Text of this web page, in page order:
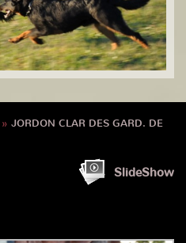
» JORDON CLAR DES GARD. DE
SlideShow